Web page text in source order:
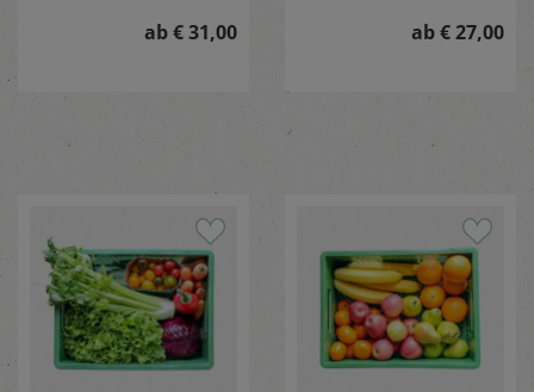
ab € 31,00 ab € 27,00